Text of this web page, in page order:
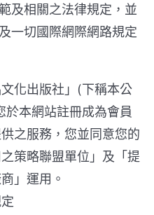
及相關之法律規定，並
一切國際網際網路規定
化出版社」(下稱本公
於本網站註冊成為會員
之服務，您並同意您的
策略聯盟單位」及「提
」運用。